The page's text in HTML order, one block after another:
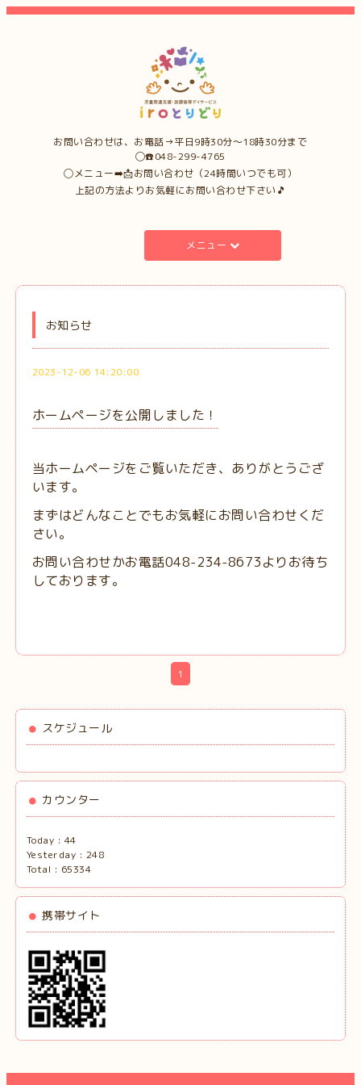
お問い合わせは、お電話→平日9時30分〜18時30分まで
◯☎️048-299-4765
◯メニュー➡️📩お問い合わせ（24時間いつでも可）
上記の方法よりお気軽にお問い合わせ下さい🎵
メニュー
お知らせ
2023-12-06 14:20:00
ホームページを公開しました！
当ホームページをご覧いただき、ありがとうござ
います。
まずはどんなことでもお気軽にお問い合わせくだ
さい。
お問い合わせかお電話048-234-8673よりお待ち
しております。
1
スケジュール
カウンター
Today : 44
Yesterday : 248
Total : 65334
携帯サイト